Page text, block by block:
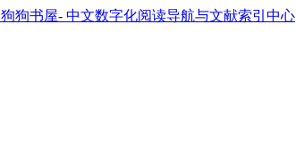
狗狗书屋- 中文数字化阅读导航与文献索引中心